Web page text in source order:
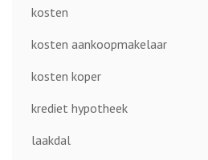
kosten
kosten aankoopmakelaar
kosten koper
krediet hypotheek
laakdal